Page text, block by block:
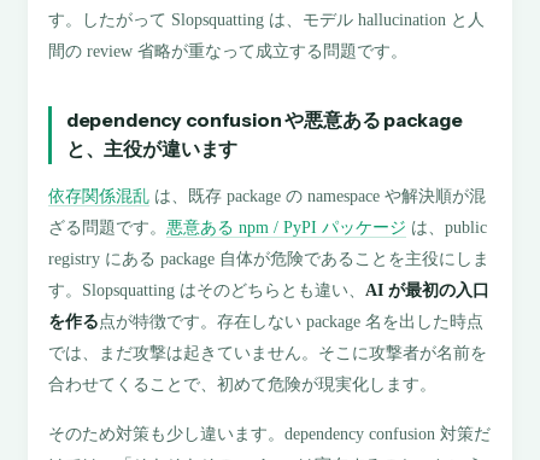
す。したがって Slopsquatting は、モデル hallucination と人
間の review 省略が重なって成立する問題です。
dependency confusion や悪意ある package
と、主役が違います
依存関係混乱 は、既存 package の namespace や解決順が混
ざる問題です。悪意ある npm / PyPI パッケージ は、public
registry にある package 自体が危険であることを主役にしま
す。Slopsquatting はそのどちらとも違い、AI が最初の入口
を作る 点が特徴です。存在しない package 名を出した時点
では、まだ攻撃は起きていません。そこに攻撃者が名前を
合わせてくることで、初めて危険が現実化します。
そのため対策も少し違います。dependency confusion 対策だ